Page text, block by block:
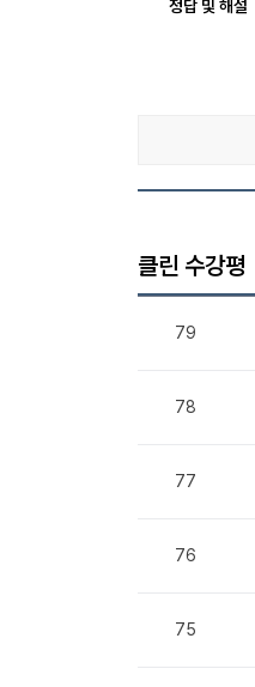
정답 및 해설
클린 수강평
79
78
77
76
75